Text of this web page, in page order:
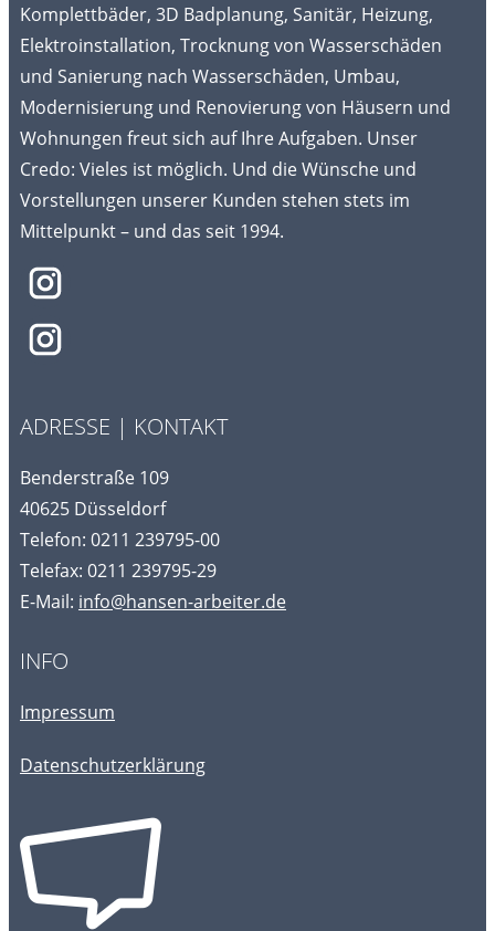
Komplettbäder, 3D Badplanung, Sanitär, Heizung,
Elektroinstallation, Trocknung von Wasserschäden
und Sanierung nach Wasserschäden, Umbau,
Modernisierung und Renovierung von Häusern und
Wohnungen freut sich auf Ihre Aufgaben. Unser
Credo: Vieles ist möglich. Und die Wünsche und
Vorstellungen unserer Kunden stehen stets im
Mittelpunkt – und das seit 1994.
ADRESSE | KONTAKT
Benderstraße 109
40625 Düsseldorf
Telefon: 0211 239795-00
Telefax: 0211 239795-29
E-Mail: info@hansen-arbeiter.de
INFO
Impressum
Datenschutzerklärung